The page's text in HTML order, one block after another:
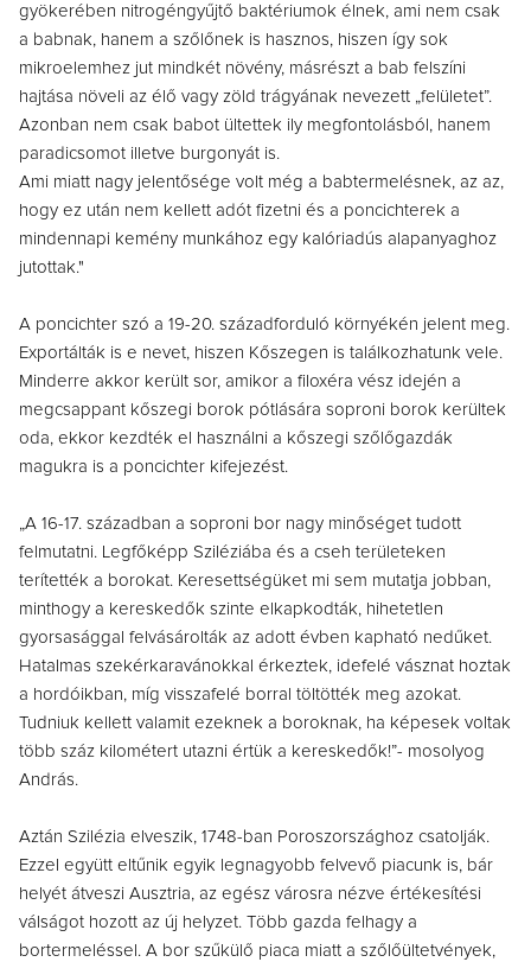
gyökerében nitrogéngyűjtő baktériumok élnek, ami nem csak
a babnak, hanem a szőlőnek is hasznos, hiszen így sok
mikroelemhez jut mindkét növény, másrészt a bab felszíni
hajtása növeli az élő vagy zöld trágyának nevezett „felületet”.
Azonban nem csak babot ültettek ily megfontolásból, hanem
paradicsomot illetve burgonyát is.
Ami miatt nagy jelentősége volt még a babtermelésnek, az az,
hogy ez után nem kellett adót fizetni és a poncichterek a
mindennapi kemény munkához egy kalóriadús alapanyaghoz
jutottak."
A poncichter szó a 19-20. századforduló környékén jelent meg.
Exportálták is e nevet, hiszen Kőszegen is találkozhatunk vele.
Minderre akkor került sor, amikor a filoxéra vész idején a
megcsappant kőszegi borok pótlására soproni borok kerültek
oda, ekkor kezdték el használni a kőszegi szőlőgazdák
magukra is a poncichter kifejezést.
„A 16-17. században a soproni bor nagy minőséget tudott
felmutatni. Legfőképp Sziléziába és a cseh területeken
terítették a borokat. Keresettségüket mi sem mutatja jobban,
minthogy a kereskedők szinte elkapkodták, hihetetlen
gyorsasággal felvásárolták az adott évben kapható nedűket.
Hatalmas szekérkaravánokkal érkeztek, idefelé vásznat hoztak
a hordóikban, míg visszafelé borral töltötték meg azokat.
Tudniuk kellett valamit ezeknek a boroknak, ha képesek voltak
több száz kilométert utazni értük a kereskedők!”- mosolyog
András.
Aztán Szilézia elveszik, 1748-ban Poroszországhoz csatolják.
Ezzel együtt eltűnik egyik legnagyobb felvevő piacunk is, bár
helyét átveszi Ausztria, az egész városra nézve értékesítési
válságot hozott az új helyzet. Több gazda felhagy a
bortermeléssel. A bor szűkülő piaca miatt a szőlőültetvények,